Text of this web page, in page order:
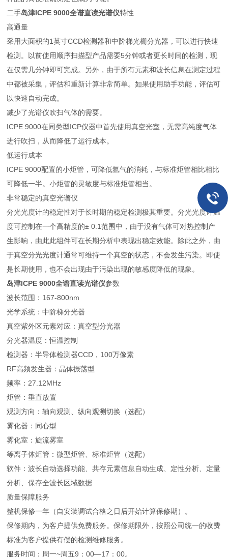
二手岛津ICPE 9000全谱直读光谱仪特性
高通量
采用大面积的1英寸CCD检测器和中阶梯光栅分光器，可以进行快速
检测。以前使用顺序扫描型产品需要5分钟或者更长时间的检测，现
在仅需几分钟即可完成。另外，由于所有元素和波长信息在测定过程
中都被采集，评估和重新计算非常简单。如果使用助手功能，评估可
以快速自动完成。
减少了光谱仪吹扫气体的需要。
ICPE 9000在同类型ICP仪器中首先使用真空光室，无需高纯度气体
进行吹扫，从而降低了运行成本。
低运行成本
ICPE 9000配置的小炬管，可降低氩气的消耗，与标准炬管相比相比
可降低一半。小炬管的灵敏度与标准炬管相当。
非常稳定的真空光谱仪
分光光度计的稳定性对于长时期的稳定检测极其重要。分光光度计温
度可控制在一个高精度的± 0.1范围中，由于没有气体可对热控制产
生影响，由此此组件可在长期分析中表现出稳定效能。除此之外，由
于真空分光光度计通常可维持一个真空的状态，不会发生污染。即使
是长期使用，也不会出现由于污染出现的敏感度降低的现象。
岛津ICPE 9000全谱直读光谱仪参数
波长范围：167-800nm
光学系统：中阶梯分光器
真空紫外区元素对应：真空型分光器
分光器温度：恒温控制
检测器：半导体检测器CCD，100万像素
RF高频发生器：晶体振荡型
频率：27.12MHz
炬管：垂直放置
观测方向：轴向观测、纵向观测切换（选配）
雾化器：同心型
雾化室：旋流雾室
等离子体炬管：微型炬管、标准炬管（选配）
软件：波长自动选择功能、共存元素信息自动生成、定性分析、定量
分析、保存全波长区域数据
质量保障服务
整机保修一年（自安装调试合格之日后开始计算保修期）。
保修期内，为客户提供免费服务。保修期限外，按照公司统一的收费
标准为客户提供有偿的检测维修服务。
服务时间：周一~周五9：00—17：00。